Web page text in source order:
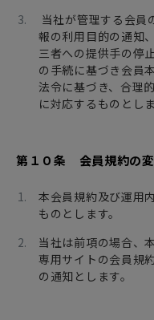
当社が管理する会員
報の利用目的の通知
三者への提供手の停
の手続に基づき会員
法令に基づき、合理
に対応するものとしま
第１０条 会員規約の
本会員規約及び運用
ものとします。
当社は前項の場合、
専用サイトの会員規
の通知とします。